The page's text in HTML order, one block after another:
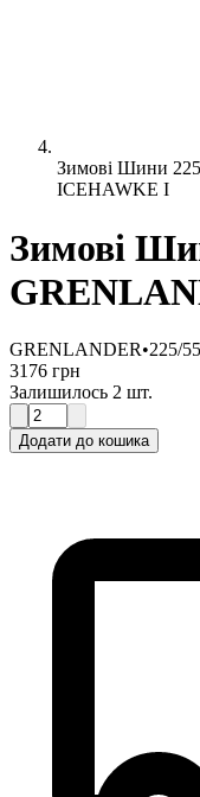
Зимові Шини
ICEHAWKE I
Зимові
GRENLANDER•225/
3176 грн
Залишилось 2 шт.
Додати до кошика